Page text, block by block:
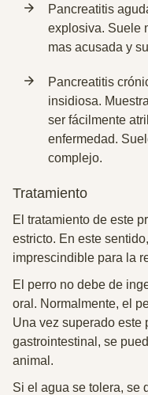
Pancreatitis
explosiva. Suele
mas acusada y
Pancreatitis
insidiosa. Muestra
ser fácilmente
enfermedad.
complejo.
Tratamiento
El tratamiento de este
estricto. En este sentido,
imprescindible para la
El perro no debe de
oral. Normalmente, el
Una vez superado este
gastrointestinal, se
animal.
Si el agua se tolera, se